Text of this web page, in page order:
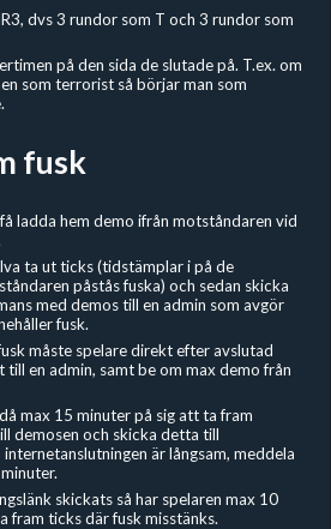
dvs 3 rundor som T och 3 rundor som
på den sida de slutade på. T.ex. om
som terrorist så börjar man som
fusk
ladda hem demo ifrån motståndaren vid
ta ut ticks (tidstämplar i på de
påstås fuska) och sedan skicka
med demos till en admin som avgör
fusk.
måste spelare direkt efter avslutad
till en admin, samt be om max demo från
max 15 minuter på sig att ta fram
demosen och skicka detta till
är långsam, meddela
skickats så har spelaren max 10
fram ticks där fusk misstänks.